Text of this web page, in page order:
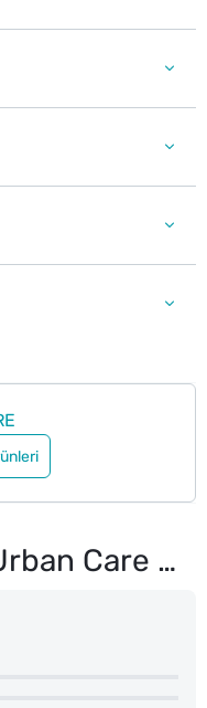
No.3 Expert Apple Cider Kepek Karşıtı Şampuan 350 ml